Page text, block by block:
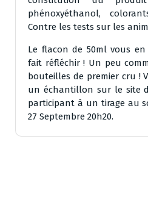
phénoxyéthanol,
Contre les tests sur les
Le flacon de 50ml vous
fait réfléchir ! Un peu
bouteilles de premier cru !
un échantillon sur le site
participant à un tirage au
27 Septembre 20h20.